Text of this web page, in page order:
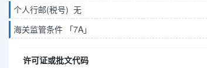
个人行邮(税号) 无
海关监管条件 「7A」
许可证或批文代码